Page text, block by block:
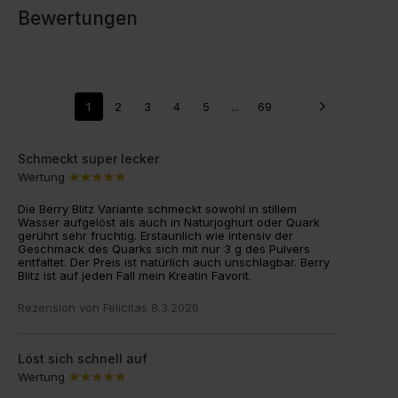
Bewertungen
1 2 3 4 5 ... 69
Schmeckt super lecker
Wertung
Die Berry Blitz Variante schmeckt sowohl in stillem
Wasser aufgelöst als auch in Naturjoghurt oder Quark
gerührt sehr fruchtig. Erstaunlich wie intensiv der
Geschmack des Quarks sich mit nur 3 g des Pulvers
entfaltet. Der Preis ist natürlich auch unschlagbar. Berry
Blitz ist auf jeden Fall mein Kreatin Favorit.
Rezension von Felicitas 8.3.2026
Löst sich schnell auf
Wertung